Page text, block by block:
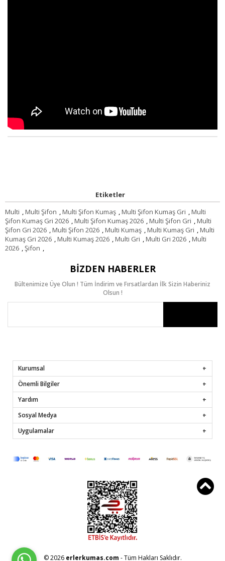
Etiketler
Multi ,Multi Şifon ,Multi Şifon Kumaş ,Multi Şifon Kumaş Gri ,Multi
Şifon Kumaş Gri 2026 ,Multi Şifon Kumaş 2026 ,Multi Şifon Gri ,Multi
Şifon Gri 2026 ,Multi Şifon 2026 ,Multi Kumaş ,Multi Kumaş Gri ,Multi
Kumaş Gri 2026 ,Multi Kumaş 2026 ,Multi Gri ,Multi Gri 2026 ,Multi
2026 ,Şifon ,
BIZDEN HABERLER
Bültenimize Üye Olun ! Tüm İndirim ve Fırsatlardan İlk Sizin Haberiniz
Olsun !
Kurumsal
Önemli Bilgiler
Yardım
Sosyal Medya
Uygulamalar
© 2026 erlerkumas.com - Tüm Hakları Saklıdır.